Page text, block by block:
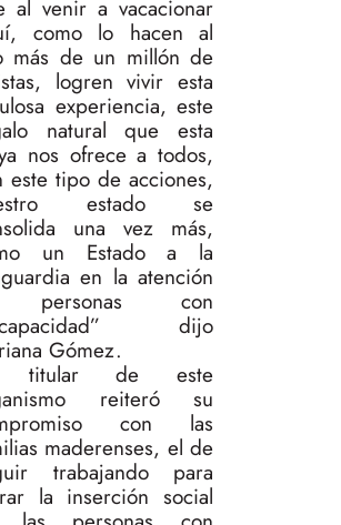
al venir a vacacionar
como lo hacen al
más de un millón de
logren vivir esta
experiencia, este
natural que esta
nos ofrece a todos,
este tipo de acciones,
estado se
una vez más,
un Estado a la
en la atención
con
dijo
Gómez.
titular de este
reiteró su
con las
maderenses, el de
trabajando para
la inserción social